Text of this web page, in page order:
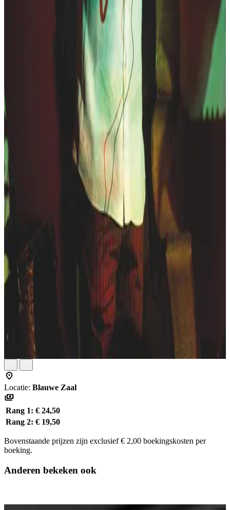
Locatie: Blauwe Zaal
Rang 1: € 24,50
Rang 2: € 19,50
Bovenstaande prijzen zijn exclusief € 2,00 boekingskosten per
boeking.
Anderen bekeken ook